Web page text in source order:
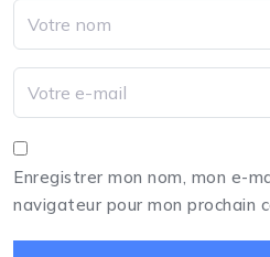
Enregistrer mon nom, mon e-
navigateur pour mon prochain